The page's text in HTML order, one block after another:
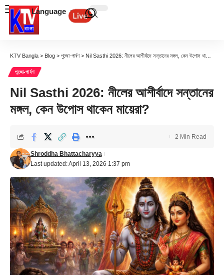
Language
KTV Bangla > Blog > পুজো-পার্বণ > Nil Sasthi 2026: নীলের আশীর্বাদে সন্তানের মঙ্গল, কেন উপোস থাকেন মায়েরা?
পুজো-পার্বণ
Nil Sasthi 2026: নীলের আশীর্বাদে সন্তানের
মঙ্গল, কেন উপোস থাকেন মায়েরা?
Last updated: April 13, 2026 1:37 pm
Shroddha Bhattacharyya
2 Min Read